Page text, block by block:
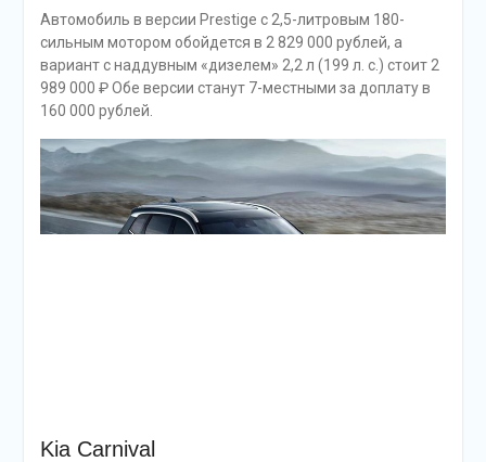
Автомобиль в версии Prestige с 2,5-литровым 180-
сильным мотором обойдется в 2 829 000 рублей, а
вариант с наддувным «дизелем» 2,2 л (199 л. с.) стоит 2
989 000 ₽ Обе версии станут 7-местными за доплату в
160 000 рублей.
Kia Carnival